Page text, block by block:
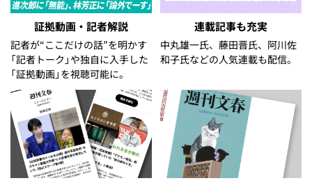
証拠動画・記者解説
記者が“ここだけの話”を明かす
「記者トーク」や独自に入手した
「証拠動画」を視聴可能に。
連載記事も充実
中丸雄一氏、藤田晋氏、阿川佐
和子氏などの人気連載も配信。